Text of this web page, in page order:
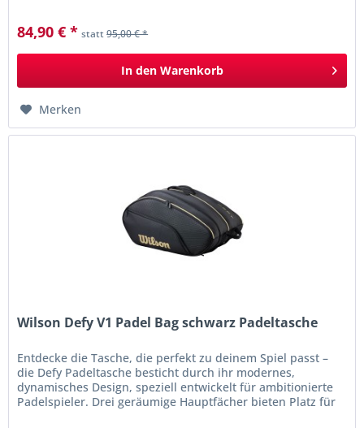
84,90 € * statt95,00 € *
In den Warenkorb
Merken
Wilson Defy V1 Padel Bag schwarz Padeltasche
Entdecke die Tasche, die perfekt zu deinem Spiel passt –
die Defy Padeltasche besticht durch ihr modernes,
dynamisches Design, speziell entwickelt für ambitionierte
Padelspieler. Drei geräumige Hauptfächer bieten Platz für